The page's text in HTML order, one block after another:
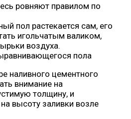
ровняют правилом по
пол растекается сам, его
игольчатым валиком,
воздуха.
наливного цементного
внимание на
толщину, и
высоту заливки возле